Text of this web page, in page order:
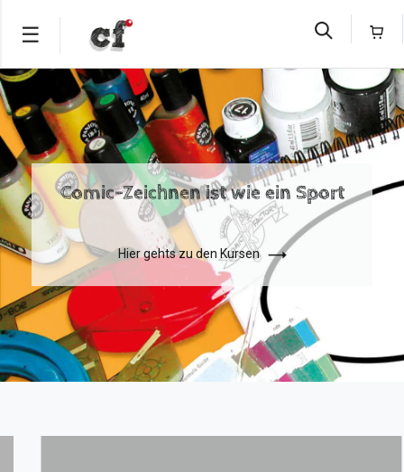
Skip
to
content
HOME
KURSE
KURSKALENDER
ERWACHSENE
COMIC
–
KURS
KINDER
UND
JUGENDLICHE
COMIC
–
☰
Comic-Zeichnen ist wie ein Sport
Hier gehts zu den Kursen